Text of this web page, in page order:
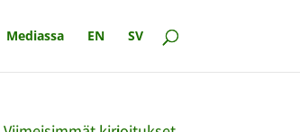
Mediassa EN SV